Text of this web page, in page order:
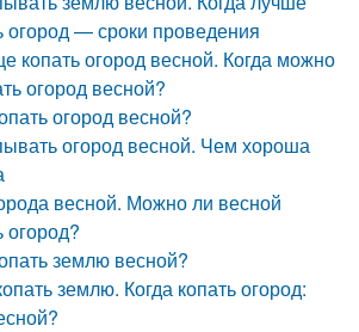
огород — сроки проведения
копать огород весной. Когда можно
огород весной?
огород весной?
огород весной. Чем хороша
весной. Можно ли весной
огород?
землю весной?
землю. Когда копать огород: